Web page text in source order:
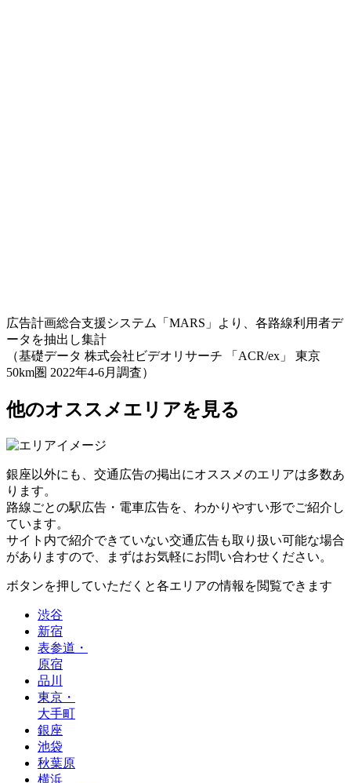
広告計画総合支援システム「MARS」より、各路線利用者デ
ータを抽出し集計
（基礎データ 株式会社ビデオリサーチ 「ACR/ex」 東京
50km圏 2022年4-6月調査）
他のオススメエリアを見る
銀座以外にも、交通広告の掲出にオススメのエリアは多数あ
ります。
路線ごとの駅広告・電車広告を、わかりやすい形でご紹介し
ています。
サイト内で紹介できていない交通広告も取り扱い可能な場合
がありますので、まずはお気軽にお問い合わせください。
ボタンを押していただくと各エリアの情報を閲覧できます
渋谷
新宿
表参道 ・
原宿
品川
東京 ・
大手町
銀座
池袋
秋葉原
横浜